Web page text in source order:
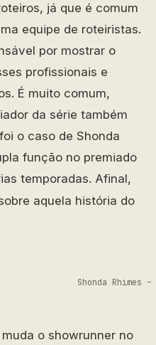
já que é comum
equipe de roteiristas.
por mostrar o
profissionais e
É muito comum,
da série também
o caso de Shonda
função no premiado
temporadas. Afinal,
aquela história do
Shonda Rhimes
o showrunner no